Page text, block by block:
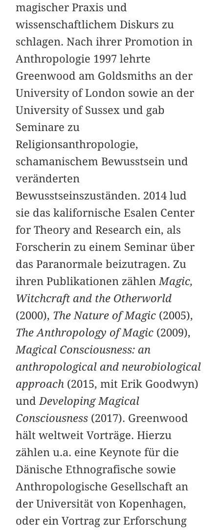
magischer Praxis und
wissenschaftlichem Diskurs zu
schlagen. Nach ihrer Promotion in
Anthropologie 1997 lehrte
Greenwood am Goldsmiths an der
University of London sowie an der
University of Sussex und gab
Seminare zu
Religionsanthropologie,
schamanischem Bewusstsein und
veränderten
Bewusstseinszuständen. 2014 lud
sie das kalifornische Esalen Center
for Theory and Research ein, als
Forscherin zu einem Seminar über
das Paranormale beizutragen. Zu
ihren Publikationen zählen Magic,
Witchcraft and the Otherworld
(2000), The Nature of Magic (2005),
The Anthropology of Magic (2009),
Magical Consciousness: an
anthropological and neurobiological
approach (2015, mit Erik Goodwyn)
und Developing Magical
Consciousness (2017). Greenwood
hält weltweit Vorträge. Hierzu
zählen u.a. eine Keynote für die
Dänische Ethnografische sowie
Anthropologische Gesellschaft an
der Universität von Kopenhagen,
oder ein Vortrag zur Erforschung